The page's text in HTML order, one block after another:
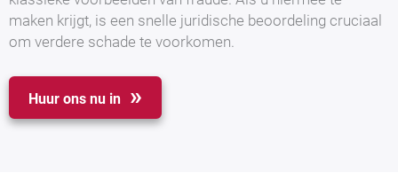
maken krijgt, is een snelle juridische beoordeling cruciaal
om verdere schade te voorkomen.
Huur ons nu in